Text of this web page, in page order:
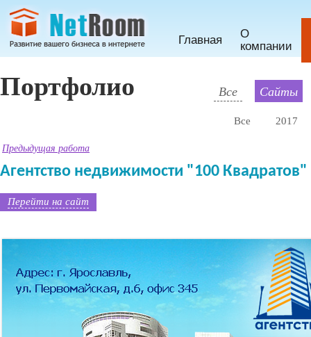
Главная
О
компании
Портфолио Все Сайты
Все 2017
Предыдущая работа
Агентство недвижимости "100 Квадратов"
Перейти на сайт